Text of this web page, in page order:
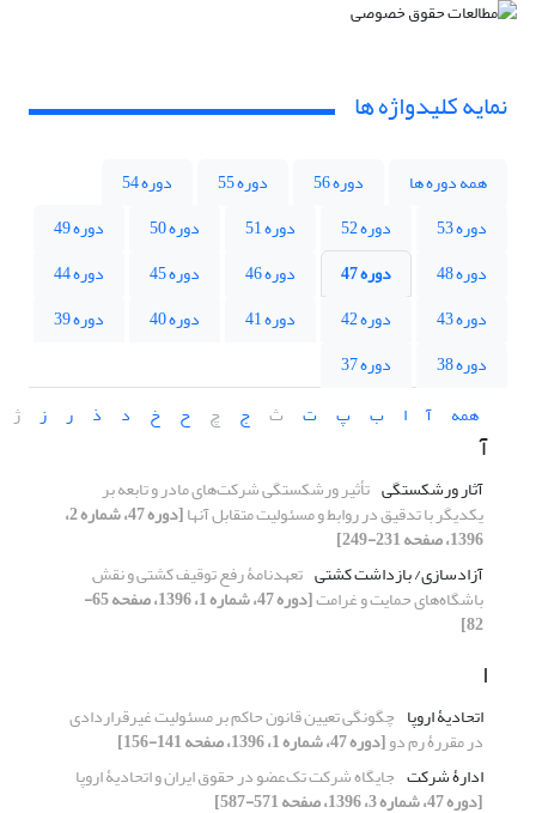
نمایه کلیدواژه ها
همه دوره ها دوره 56 دوره 55
دوره 54
دوره 53
دوره 52 دوره 51 دوره 50
دوره 49
دوره 48
دوره 47 دوره 46 دوره 45
دوره 44
دوره 43
دوره 42 دوره 41 دوره 40
دوره 39
دوره 38
دوره 37
همه
آ ا ب پ ت ث ج چ ح خ د ذ ر ز ژ
آ
آثار ورشکستگی تأثیر ورشکستگی شرکت‌های مادر و تابعه بر
یکدیگر با تدقیق در روابط و مسئولیت متقابل آنها [دوره 47، شماره 2،
1396، صفحه 231-249]
آزادسازی/ بازداشت کشتی تعهدنامۀ رفع توقیف کشتی و نقش
باشگاه‌های حمایت و غرامت [دوره 47، شماره 1، 1396، صفحه 65-
82]
ا
اتحادیۀ اروپا چگونگی تعیین قانون حاکم بر مسئولیت غیرقراردادی
در مقررۀ رم دو[دوره 47، شماره 1، 1396، صفحه 141-156]
ادارۀ شرکت جایگاه شرکت تک‌عضو در حقوق ایران و اتحادیۀ اروپا
[دوره 47، شماره 3، 1396، صفحه 571-587]